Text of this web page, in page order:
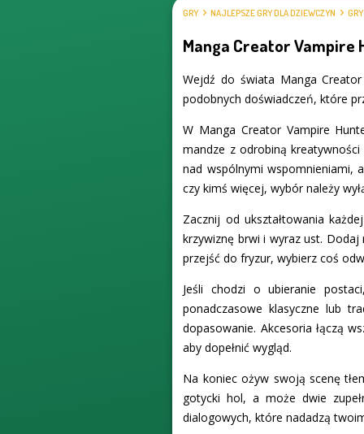
GRY NAJLEPSZE GRY DLA DZIEWCZYN
Manga Creator Vampire
Wejdź do świata Manga
podobnych doświadczeń, które
W Manga Creator Vampire
mandze z odrobiną
nad wspólnymi wspomnieniami,
czy kimś więcej, wybór należy
Zacznij od ukształtowania
krzywiznę brwi i wyraz ust.
przejść do fryzur, wybierz coś
Jeśli chodzi o ubieranie
ponadczasowe klasyczne lub
dopasowanie. Akcesoria łączą
aby dopełnić wygląd.
Na koniec ożyw swoją scenę
gotycki hol, a może dwie
dialogowych, które nadadzą